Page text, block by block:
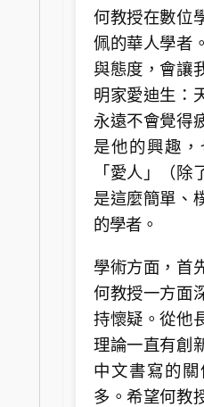
何教授在數位
佩的華人學者
與態度，會讓
明家愛迪生：
永遠不會覺得
是他的興趣
「愛人」（
是這麼簡單、
的學者。
學術方面，首
何教授一方面
持懷疑。從他
理論一直有創
中文書寫的
多。希望何教